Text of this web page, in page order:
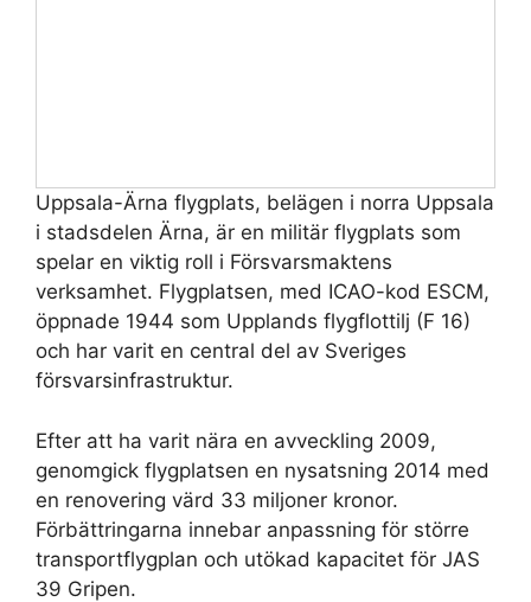
Uppsala-Ärna flygplats, belägen i norra Uppsala
i stadsdelen Ärna, är en militär flygplats som
spelar en viktig roll i Försvarsmaktens
verksamhet. Flygplatsen, med ICAO-kod ESCM,
öppnade 1944 som Upplands flygflottilj (F 16)
och har varit en central del av Sveriges
försvarsinfrastruktur.
Efter att ha varit nära en avveckling 2009,
genomgick flygplatsen en nysatsning 2014 med
en renovering värd 33 miljoner kronor.
Förbättringarna innebar anpassning för större
transportflygplan och utökad kapacitet för JAS
39 Gripen.